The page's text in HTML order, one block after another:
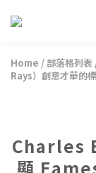
Home / 部落格列表
Rays）創意才華的
Charles
顯